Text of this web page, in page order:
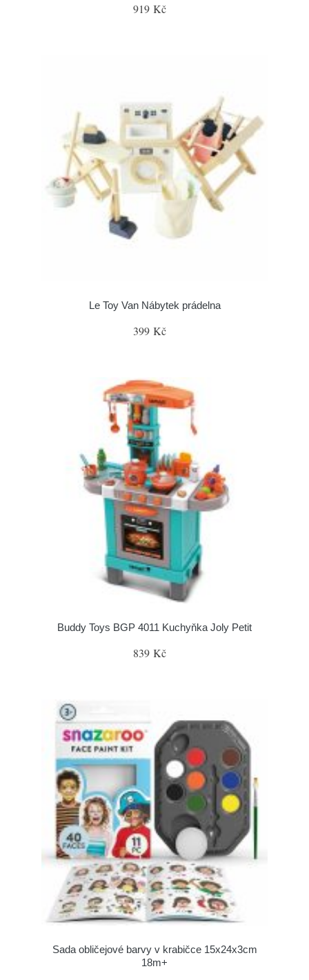
919 Kč
Le Toy Van Nábytek prádelna
399 Kč
Buddy Toys BGP 4011 Kuchyňka Joly Petit
839 Kč
Sada obličejové barvy v krabičce 15x24x3cm
18m+